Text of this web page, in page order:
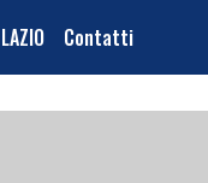
Contatti